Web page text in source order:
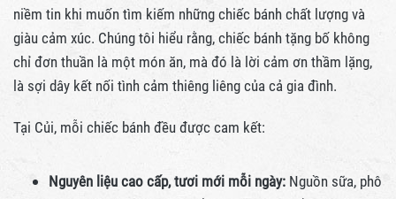
niềm tin khi muốn tìm kiếm những chiếc bánh chất lượng và
giàu cảm xúc. Chúng tôi hiểu rằng, chiếc bánh tặng bố không
chỉ đơn thuần là một món ăn, mà đó là lời cảm ơn thầm lặng,
là sợi dây kết nối tình cảm thiêng liêng của cả gia đình.
Tại Củi, mỗi chiếc bánh đều được cam kết:
Nguyên liệu cao cấp, tươi mới mỗi ngày: Nguồn sữa, phô